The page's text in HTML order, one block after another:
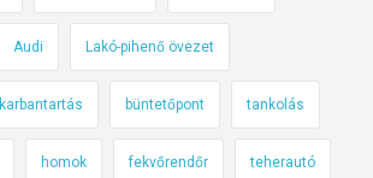
Audi Lakó-pihenő övezet
karbantartás büntetőpont tankolás
homok fekvőrendőr teherautó